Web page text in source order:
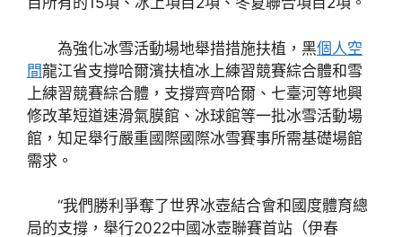
為強化冰雪活動場地舉措措施扶植，黑個人空
間龍江省支撐哈爾濱扶植冰上練習競賽綜合體和雪
上練習競賽綜合體，支撐齊齊哈爾、七臺河等地興
修改革短道速滑氣膜館、冰球館等一批冰雪活動場
館，知足舉行嚴重國際國際冰雪賽事所需基礎場館
需求。
“我們勝利爭奪了世界冰壺結合會和國度體育總
局的支撐，舉行2022中國冰壺聯賽首站（伊春